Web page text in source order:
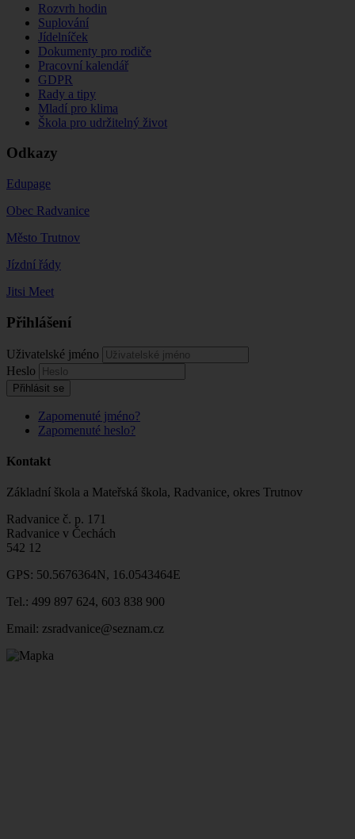
Rozvrh hodin
Suplování
Jídelníček
Dokumenty pro rodiče
Pracovní kalendář
GDPR
Rady a tipy
Mladí pro klima
Škola pro udržitelný život
Odkazy
Edupage
Obec Radvanice
Město Trutnov
Jízdní řády
Jitsi Meet
Přihlášení
Uživatelské jméno
Heslo
Přihlásit se
Zapomenuté jméno?
Zapomenuté heslo?
Kontakt
Základní škola a Mateřská škola, Radvanice, okres Trutnov
Radvanice č. p. 171
Radvanice v Čechách
542 12
GPS: 50.5676364N, 16.0543464E
Tel.: 499 897 624, 603 838 900
Email: zsradvanice@seznam.cz